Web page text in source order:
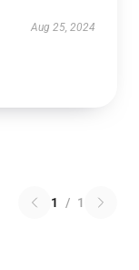
Aug 25, 2024
1 / 1